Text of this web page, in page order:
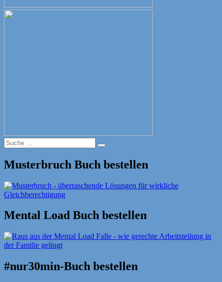
Suche
nach:
Suche
Musterbruch Buch bestellen
Mental Load Buch bestellen
#nur30min-Buch bestellen